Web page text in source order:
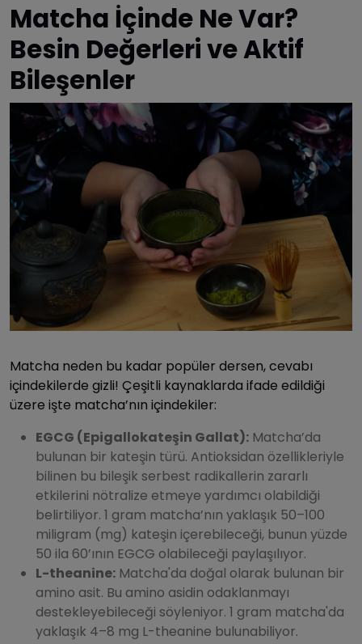
Matcha İçinde Ne Var?
Besin Değerleri ve Aktif
Bileşenler
Matcha neden bu kadar popüler dersen, cevabı
içindekilerde gizli! Çeşitli kaynaklarda ifade edildiği
üzere işte matcha’nın içindekiler:
EGCG (Epigallokateşin Gallat): Matcha’da
bulunan bir kateşin türü. Antioksidan özellikleriyle
bilinen bu bileşik serbest radikallerin zararlı
etkilerini nötralize etmeye yardımcı olabildiği
belirtiliyor. 1 gram matcha’nın yaklaşık 50–100
miligram (mg) kateşin içerebileceği, bunun yüzde
50 ila 60’ının EGCG olabileceği paylaşılıyor.
L-theanine: Matcha'da doğal olarak bulunan bir
amino asit. Bu amino asidin odaklanmayı
destekleyebileceği söyleniyor. 1 gram matcha'da
yaklaşık 4–8 mg L-theanine bulunabiliyor.